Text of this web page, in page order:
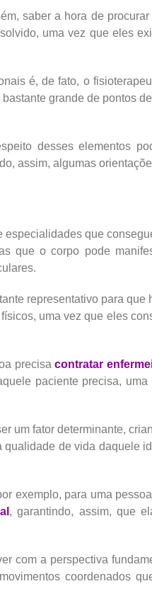
saber a hora de
uma vez que eles
é, de fato, o
grande de pontos
desses elementos
assim, algumas
especialidades que
que o corpo pode
representativo para
uma vez que eles
precisacontratar
paciente precisa,
um fator determinante,
qualidade de vida daquele
exemplo, para uma
, garantindo, assim, que
com a perspectiva
coordenados